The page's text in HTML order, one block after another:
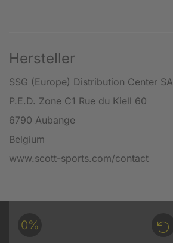
Hersteller
SSG (Europe) Distribution Center SA
P.E.D. Zone C1 Rue du Kiell 60
6790 Aubange
Belgium
www.scott-sports.com/contact
0%